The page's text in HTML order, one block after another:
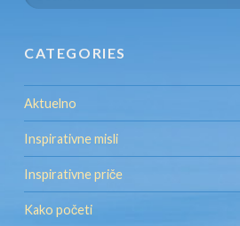
for:
CATEGORIES
Aktuelno
Inspirativne misli
Inspirativne priče
Kako početi